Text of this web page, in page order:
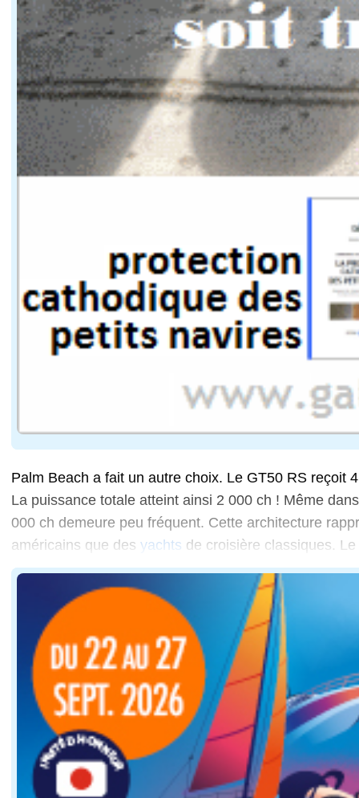
Palm Beach a fait un autre choix. Le GT50 RS reçoit
La puissance totale atteint ainsi 2 000 ch ! Même
000 ch demeure peu fréquent. Cette architecture
américains que des yachts de croisière classiques.
... né de la demande d'un propriétaire souhaitant
Les 50 nœuds annoncés ne constituent pas
Cette philosophie modifie la façon d'utiliser le
La puissance disponible a forcément une
Le GT50 RS n'a pas été conçu autour de la
Installer quatre hors-bord de forte puissance à
Le déplacement annoncé atteint 12 tonnes à